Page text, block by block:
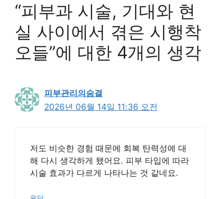
“피부과 시술, 기대와 현
실 사이에서 겪은 시행착
오들”에 대한 4개의 생각
피부관리의숨결
2026년 06월 14일 11:36 오전
저도 비슷한 경험 때문에 회복 탄력성에 대
해 다시 생각하게 됐어요. 피부 타입에 따라
시술 효과가 다르게 나타나는 것 같네요.